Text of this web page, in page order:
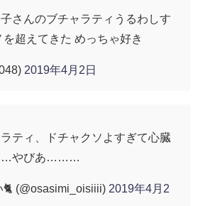
さんのブチャラティうるわしす
超えてきた めっちゃ好き
2019年4月2日
ティ、ドチャクソよすぎて心臓
やびあ………
(@osasimi_oisiiii) 2019年4月2